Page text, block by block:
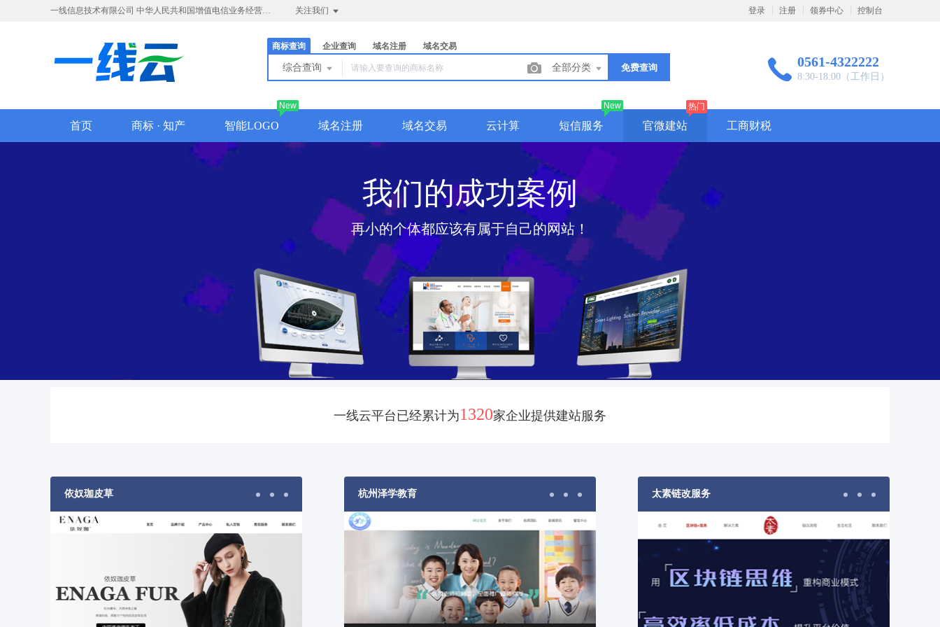
一线信息技术有限公司 中华人民共和国增值电信业务经营许可证：A2.B1.B2-20181526 关注我们 登录 注册 领券中心 控制台
商标查询 企业查询 域名注册 域名交易
综合查询 全部分类 免费查询 0561-4322222
8:30-18:00（工作日）
首页 商标 · 知产 智能LOGO
New
域名注册 域名交易 云计算 短信服务
New
官微建站
热门
工商财税
我们的成功案例
再小的个体都应该有属于自己的网站！
一线云平台已经累计为1320家企业提供建站服务
依奴珈皮草 杭州泽学教育 太素链改服务